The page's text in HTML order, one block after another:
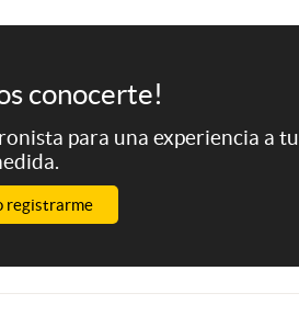
conocerte!
para una experiencia a tu
registrarme